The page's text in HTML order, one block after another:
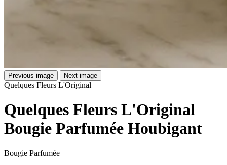
Previous image Next image
Quelques Fleurs L'Original
Quelques Fleurs L'Original
Bougie Parfumée Houbigant
Bougie Parfumée